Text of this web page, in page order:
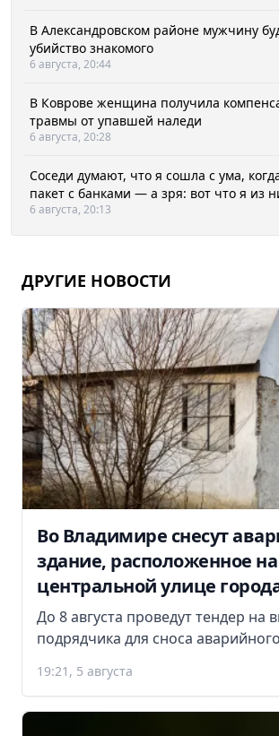
В Александровском районе мужчину
убийство знакомого
6 августа, 20:44
В Коврове женщина получила
травмы от упавшей наледи
6 августа, 20:28
Соседи думают, что я сошла с ума,
пакет с банками — а зря: вот что я из
6 августа, 20:13
ДРУГИЕ НОВОСТИ
Во Владимире снесут
здание, расположенное на
центральной улице
До 8 августа проведут тендер на
подрядчика для сноса
19:21, 5 августа